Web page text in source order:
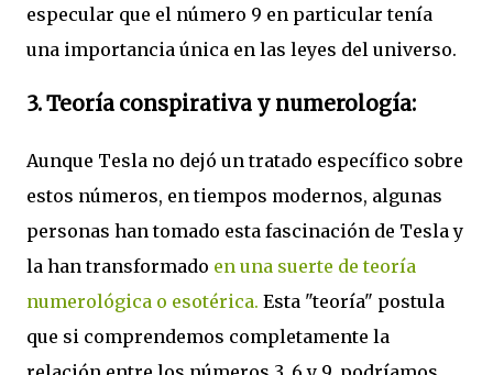
especular que el número 9 en particular tenía
una importancia única en las leyes del universo.
3.Teoría conspirativa y numerología:
Aunque Tesla no dejó un tratado específico sobre
estos números, en tiempos modernos, algunas
personas han tomado esta fascinación de Tesla y
la han transformado en una suerte de teoría
numerológica o esotérica. Esta "teoría" postula
que si comprendemos completamente la